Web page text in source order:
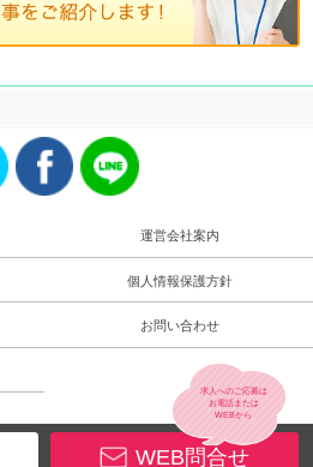
運営会社案内
個人情報保護方針
お問い合わせ
求人へのご応募は
お電話または
WEBから
WEB問合せ